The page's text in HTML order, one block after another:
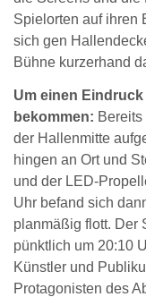
Spielorten auf ihren
sich gen
Bühne kurzerhand
Um einen
bekommen:
der Hallenmitte
hingen an Ort und
und der LED-
Uhr befand sich
planmäßig flott. Der
pünktlich um 20:10
Künstler und
Protagonisten des